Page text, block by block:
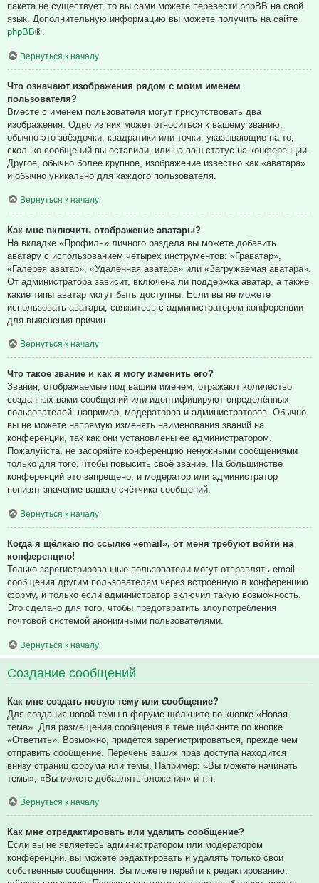
пакета не существует, то вы сами можете перевести phpBB на свой
язык. Дополнительную информацию вы можете получить на сайте
phpBB®.
Вернуться к началу
Что означают изображения рядом с моим именем
пользователя?
Вместе с именем пользователя могут присутствовать два
изображения. Одно из них может относиться к вашему званию,
обычно это звёздочки, квадратики или точки, указывающие на то,
сколько сообщений вы оставили, или на ваш статус на конференции.
Другое, обычно более крупное, изображение известно как «аватара»
и обычно уникально для каждого пользователя.
Вернуться к началу
Как мне включить отображение аватары?
На вкладке «Профиль» личного раздела вы можете добавить
аватару с использованием четырёх инструментов: «Граватар»,
«Галерея аватар», «Удалённая аватара» или «Загружаемая аватара».
От администратора зависит, включена ли поддержка аватар, а также
какие типы аватар могут быть доступны. Если вы не можете
использовать аватары, свяжитесь с администратором конференции
для выяснения причин.
Вернуться к началу
Что такое звание и как я могу изменить его?
Звания, отображаемые под вашим именем, отражают количество
созданных вами сообщений или идентифицируют определённых
пользователей: например, модераторов и администраторов. Обычно
вы не можете напрямую изменять наименования званий на
конференции, так как они установлены её администратором.
Пожалуйста, не засоряйте конференцию ненужными сообщениями
только для того, чтобы повысить своё звание. На большинстве
конференций это запрещено, и модератор или администратор
понизят значение вашего счётчика сообщений.
Вернуться к началу
Когда я щёлкаю по ссылке «email», от меня требуют войти на
конференцию!
Только зарегистрированные пользователи могут отправлять email-
сообщения другим пользователям через встроенную в конференцию
форму, и только если администратор включил такую возможность.
Это сделано для того, чтобы предотвратить злоупотребления
почтовой системой анонимными пользователями.
Вернуться к началу
Создание сообщений
Как мне создать новую тему или сообщение?
Для создания новой темы в форуме щёлкните по кнопке «Новая
тема». Для размещения сообщения в теме щёлкните по кнопке
«Ответить». Возможно, придётся зарегистрироваться, прежде чем
отправить сообщение. Перечень ваших прав доступа находится
внизу страниц форума или темы. Например: «Вы можете начинать
темы», «Вы можете добавлять вложения» и т.п.
Вернуться к началу
Как мне отредактировать или удалить сообщение?
Если вы не являетесь администратором или модератором
конференции, вы можете редактировать и удалять только свои
собственные сообщения. Вы можете перейти к редактированию,